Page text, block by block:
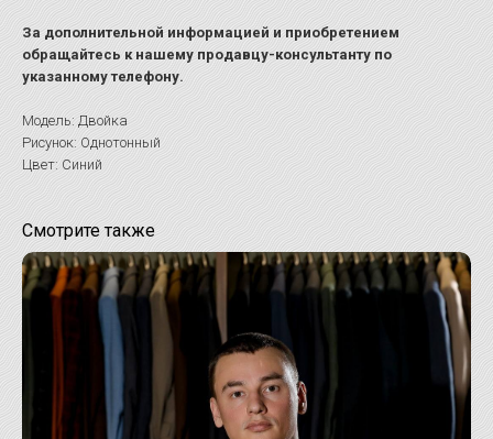
За дополнительной информацией и приобретением
обращайтесь к нашему продавцу-консультанту по
указанному телефону.
Модель: Двойка
Рисунок: Однотонный
Цвет: Синий
Смотрите также